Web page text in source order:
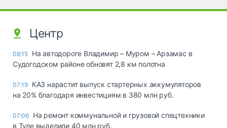
Центр
08:15 На автодороге Владимир – Муром – Арзамас в
Судогодском районе обновят 2,8 км полотна
07:19 КАЗ нарастит выпуск стартерных аккумуляторов
на 20% благодаря инвестициям в 380 млн руб.
07:06 На ремонт коммунальной и грузовой спецтехники
в Туле выделили 40 млн руб.